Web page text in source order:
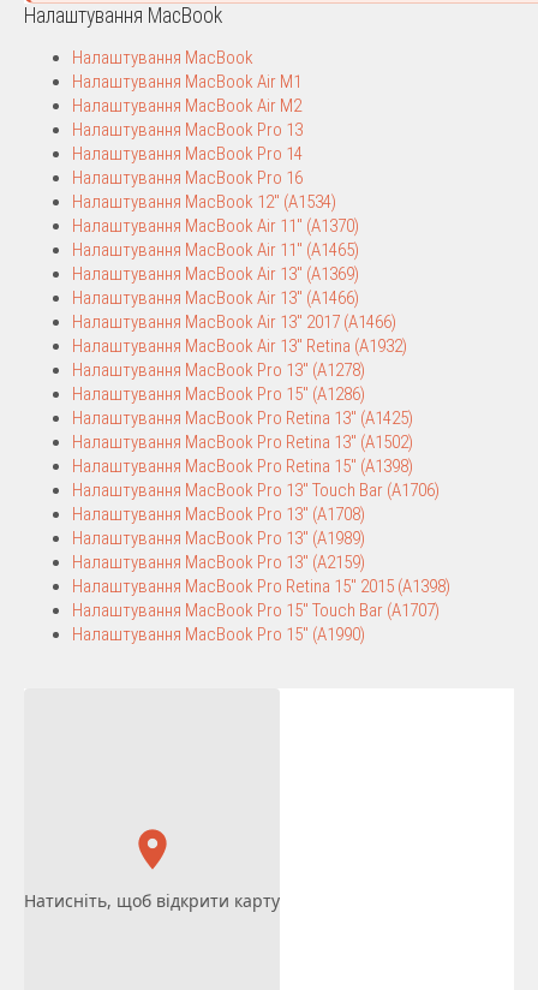
Налаштування MacBook
Налаштування MacBook
Налаштування MacBook Air M1
Налаштування MacBook Air M2
Налаштування MacBook Pro 13
Налаштування MacBook Pro 14
Налаштування MacBook Pro 16
Налаштування MacBook 12″ (A1534)
Налаштування MacBook Air 11″ (A1370)
Налаштування MacBook Air 11″ (A1465)
Налаштування MacBook Air 13″ (A1369)
Налаштування MacBook Air 13″ (A1466)
Налаштування MacBook Air 13″ 2017 (A1466)
Налаштування MacBook Air 13″ Retina (A1932)
Налаштування MacBook Pro 13″ (A1278)
Налаштування MacBook Pro 15″ (A1286)
Налаштування MacBook Pro Retina 13″ (A1425)
Налаштування MacBook Pro Retina 13″ (A1502)
Налаштування MacBook Pro Retina 15″ (A1398)
Налаштування MacBook Pro 13″ Touch Bar (A1706)
Налаштування MacBook Pro 13″ (A1708)
Налаштування MacBook Pro 13″ (A1989)
Налаштування MacBook Pro 13″ (A2159)
Налаштування MacBook Pro Retina 15″ 2015 (A1398)
Налаштування MacBook Pro 15″ Touch Bar (A1707)
Налаштування MacBook Pro 15″ (A1990)
Натисніть, щоб відкрити карту